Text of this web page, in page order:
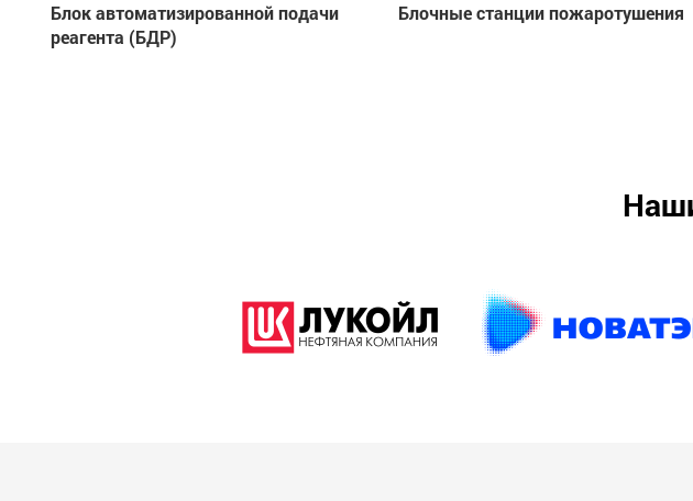
Блок автоматизированной подачи
реагента (БДР)
Блочные станции пожаротушения